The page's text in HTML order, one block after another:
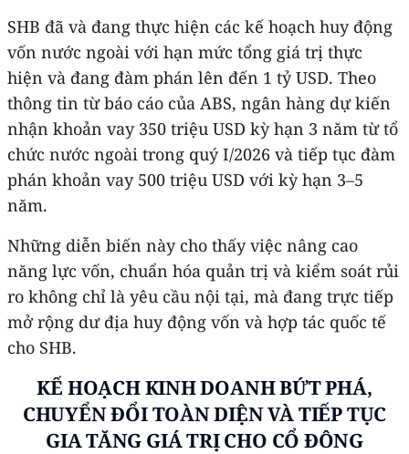
SHB đã và đang thực hiện các kế hoạch huy động
vốn nước ngoài với hạn mức tổng giá trị thực
hiện và đang đàm phán lên đến 1 tỷ USD. Theo
thông tin từ báo cáo của ABS, ngân hàng dự kiến
nhận khoản vay 350 triệu USD kỳ hạn 3 năm từ tổ
chức nước ngoài trong quý I/2026 và tiếp tục đàm
phán khoản vay 500 triệu USD với kỳ hạn 3–5
năm.
Những diễn biến này cho thấy việc nâng cao
năng lực vốn, chuẩn hóa quản trị và kiểm soát rủi
ro không chỉ là yêu cầu nội tại, mà đang trực tiếp
mở rộng dư địa huy động vốn và hợp tác quốc tế
cho SHB.
KẾ HOẠCH KINH DOANH BỨT PHÁ,
CHUYỂN ĐỔI TOÀN DIỆN VÀ TIẾP TỤC
GIA TĂNG GIÁ TRỊ CHO CỔ ĐÔNG